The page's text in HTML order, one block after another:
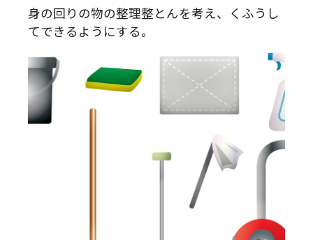
身の回りの物の整理整とんを考え、くふうし
てできるようにする。